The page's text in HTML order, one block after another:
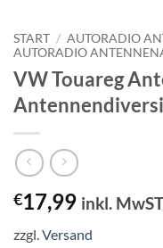
START / AUTORADIO
AUTORADIO
VW Touareg
€17,99 inkl. MwST
zzgl.Versand